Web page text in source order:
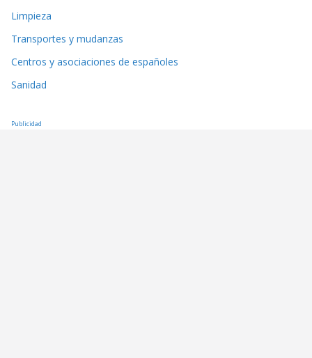
Limpieza
Transportes y mudanzas
Centros y asociaciones de españoles
Sanidad
Publicidad